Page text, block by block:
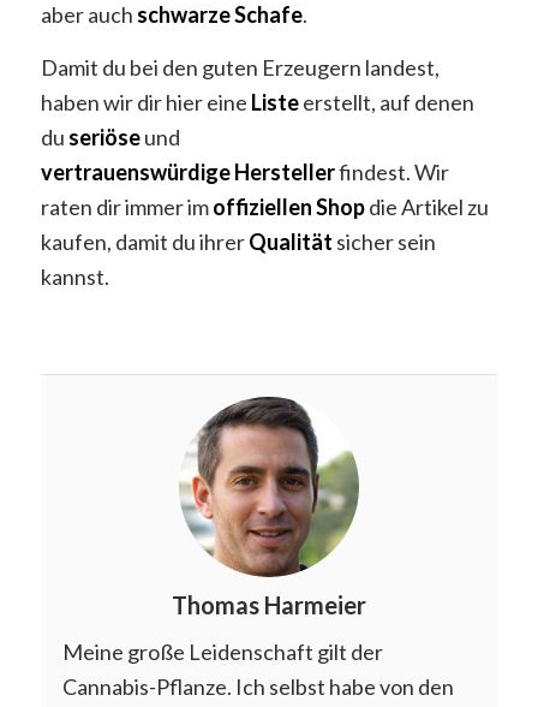
aber auch schwarzeSchafe.
Damit du bei den guten Erzeugern landest,
haben wir dir hier eine Listeerstellt, auf denen
du seriöseund
vertrauenswürdige Herstellerfindest. Wir
raten dir immer imoffiziellenShopdie Artikel zu
kaufen, damit du ihrerQualität sicher sein
kannst.
Thomas Harmeier
Meine große Leidenschaft gilt der
Cannabis-Pflanze. Ich selbst habe von den